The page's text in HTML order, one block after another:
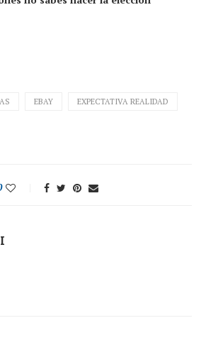
EBAY EXPECTATIVA REALIDAD